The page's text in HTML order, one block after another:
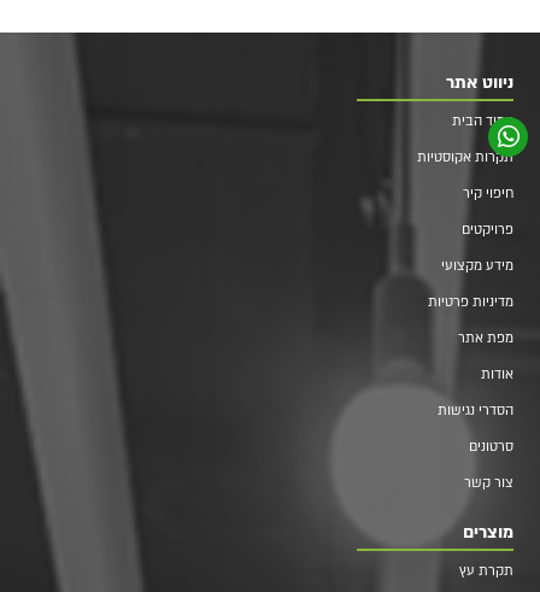
ניווט אתר
עמוד הבית
תקרות אקוסטיות
חיפוי קיר
פרויקטים
מידע מקצועי
מדיניות פרטיות
מפת אתר
אודות
הסדרי נגישות
סרטונים
צור קשר
מוצרים
תקרת עץ